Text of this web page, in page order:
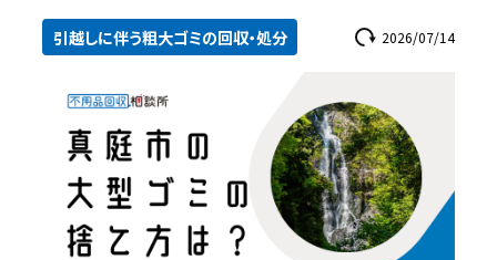
メールでのご相談は24時間受付中
不用品回収相談所TOP
引越しに伴う粗大ゴミの回収・処分 2026/07/14